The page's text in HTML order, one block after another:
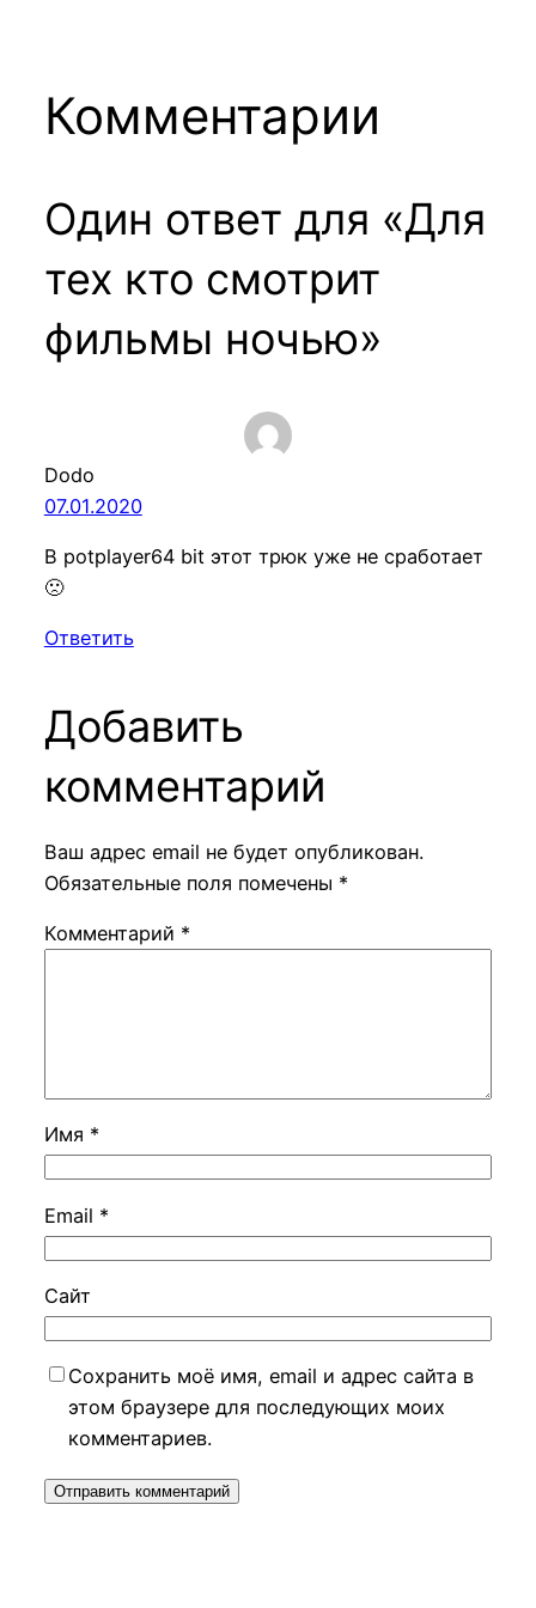
Комментарии
Один ответ для «Для
тех кто смотрит
фильмы ночью»
Dodo
07.01.2020
В potplayer64 bit этот трюк уже не сработает
🙁
Ответить
Добавить
комментарий
Ваш адрес email не будет опубликован.
Обязательные поля помечены *
Комментарий *
Имя *
Email *
Сайт
Сохранить моё имя, email и адрес сайта в
этом браузере для последующих моих
комментариев.